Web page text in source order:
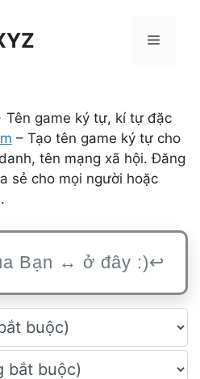
Menu
game ký tự, kí tự đặc
– Tạo tên game ký tự cho
tên mạng xã hội. Đăng
sẻ cho mọi người hoặc